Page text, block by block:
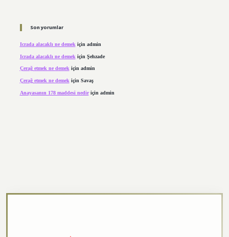
Son yorumlar
Icrada alacaklı ne demek için admin
Icrada alacaklı ne demek için Şehzade
Çerağ etmek ne demekiçin admin
Çerağ etmek ne demek için Savaş
Anayasanın 178 maddesi nediriçin admin